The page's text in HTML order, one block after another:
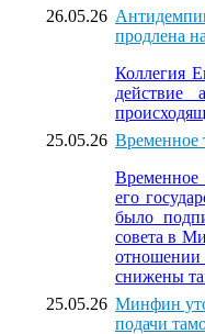
26.05.26
продлена
Коллегия
действие
25.05.26 ​Временное
Временное
его
было
совета в
отношении
снижены
25.05.26 Минфин
подачи